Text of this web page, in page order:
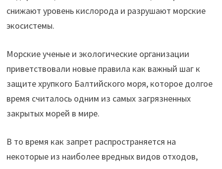
снижают уровень кислорода и разрушают морские
экосистемы.
Морские ученые и экологические организации
приветствовали новые правила как важный шаг к
защите хрупкого Балтийского моря, которое долгое
время считалось одним из самых загрязненных
закрытых морей в мире.
В то время как запрет распространяется на
некоторые из наиболее вредных видов отходов,